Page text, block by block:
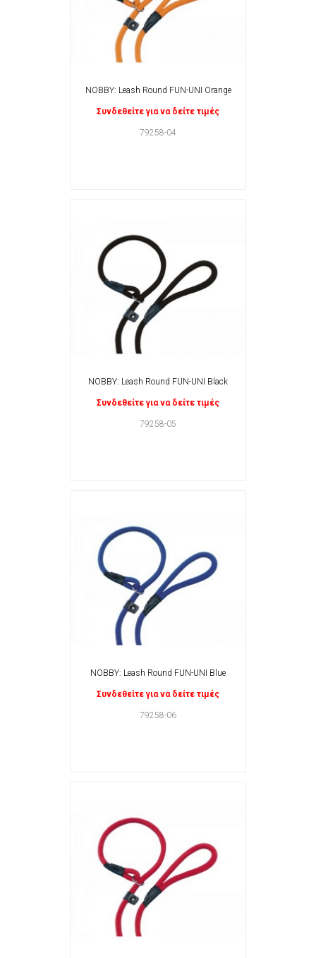
NOBBY: Leash Round FUN-UNI Orange
Συνδεθείτε για να δείτε τιμές
79258-04
NOBBY: Leash Round FUN-UNI Black
Συνδεθείτε για να δείτε τιμές
79258-05
NOBBY: Leash Round FUN-UNI Blue
Συνδεθείτε για να δείτε τιμές
79258-06